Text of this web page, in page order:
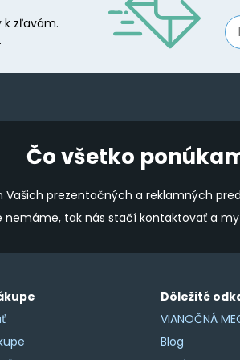
be
chosen
k zľavám.
Čo všetko
Vašich prezentačných a reklamných
nemáme, tak nás stačí kontaktovať a
Dôležité
VIANOČNÁ
Blog